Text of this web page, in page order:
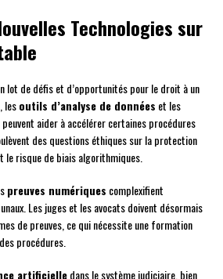
Technologies sur
lot de défis et d’opportunités pour le droit à un
lesoutils d’analyse de données et les
peuvent aider à accélérer certaines procédures
des questions éthiques sur la protection
le risque de biais algorithmiques.
preuves numériques complexifient
Les juges et les avocats doivent désormais
de preuves, ce qui nécessite une formation
procédures.
artificielledans le système judiciaire, bien